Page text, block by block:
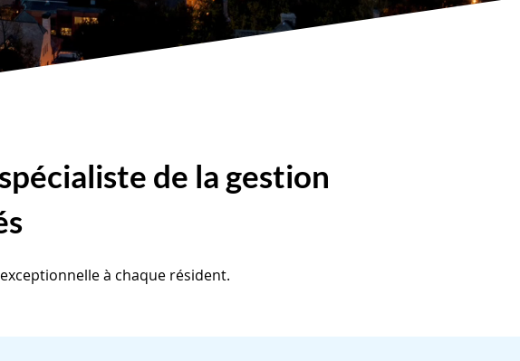
de la gestion
à chaque résident.